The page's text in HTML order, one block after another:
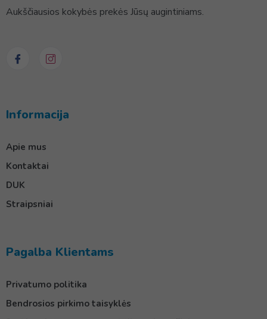
Aukščiausios kokybės prekės Jūsų augintiniams.
Informacija
Apie mus
Kontaktai
DUK
Straipsniai
Pagalba Klientams
Privatumo politika
Bendrosios pirkimo taisyklės